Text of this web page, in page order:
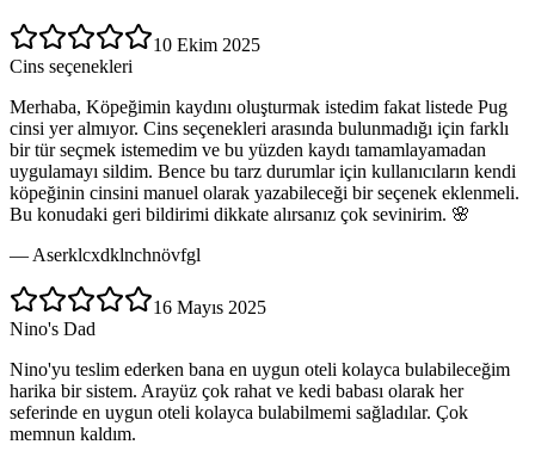
10 Ekim 2025
Cins seçenekleri
Merhaba, Köpeğimin kaydını oluşturmak istedim fakat listede Pug
cinsi yer almıyor. Cins seçenekleri arasında bulunmadığı için farklı
bir tür seçmek istemedim ve bu yüzden kaydı tamamlayamadan
uygulamayı sildim. Bence bu tarz durumlar için kullanıcıların kendi
köpeğinin cinsini manuel olarak yazabileceği bir seçenek eklenmeli.
Bu konudaki geri bildirimi dikkate alırsanız çok sevinirim. 🌸
— Aserklcxdklnchnövfgl
16 Mayıs 2025
Nino's Dad
Nino'yu teslim ederken bana en uygun oteli kolayca bulabileceğim
harika bir sistem. Arayüz çok rahat ve kedi babası olarak her
seferinde en uygun oteli kolayca bulabilmemi sağladılar. Çok
memnun kaldım.